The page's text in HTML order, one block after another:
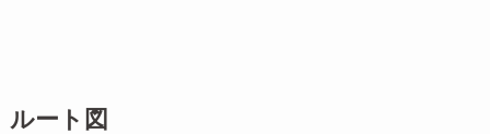
ルート図